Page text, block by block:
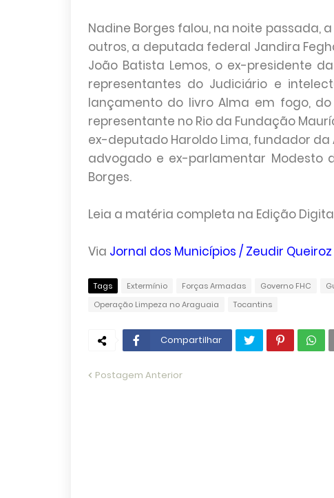
Nadine Borges falou, na noite passada,
outros, a deputada federal Jandira
João Batista Lemos, o ex-presidente
representantes do Judiciário e
lançamento do livro Alma em fogo,
representante no Rio da Fundação
ex-deputado Haroldo Lima, fundador da
advogado e ex-parlamentar Modesto
Borges.
Leia a matéria completa na Edição
Via Jornal dos Municípios / Zeudir Queiroz
Tags Extermínio Forças Armadas Governo FHC
Operação Limpeza no Araguaia
Tocantins
Compartilhar
Postagem Anterior